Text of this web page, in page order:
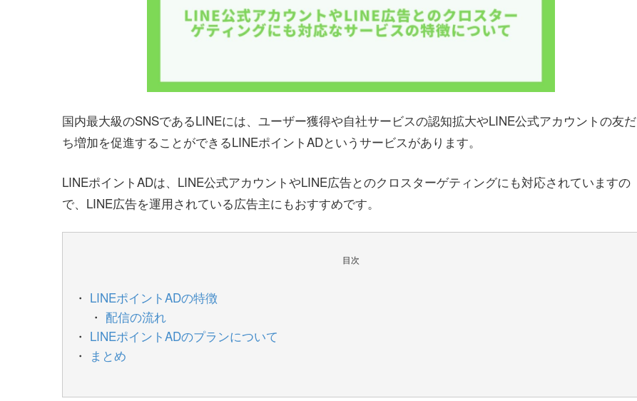
国内最大級のSNSであるLINEには、ユーザー獲得や自社サービスの認知拡大やLINE公式アカウントの友だ
ち増加を促進することができるLINEポイントADというサービスがあります。
LINEポイントADは、LINE公式アカウントやLINE広告とのクロスターゲティングにも対応されていますの
で、LINE広告を運用されている広告主にもおすすめです。
目次
LINEポイントADの特徴
配信の流れ
LINEポイントADのプランについて
まとめ